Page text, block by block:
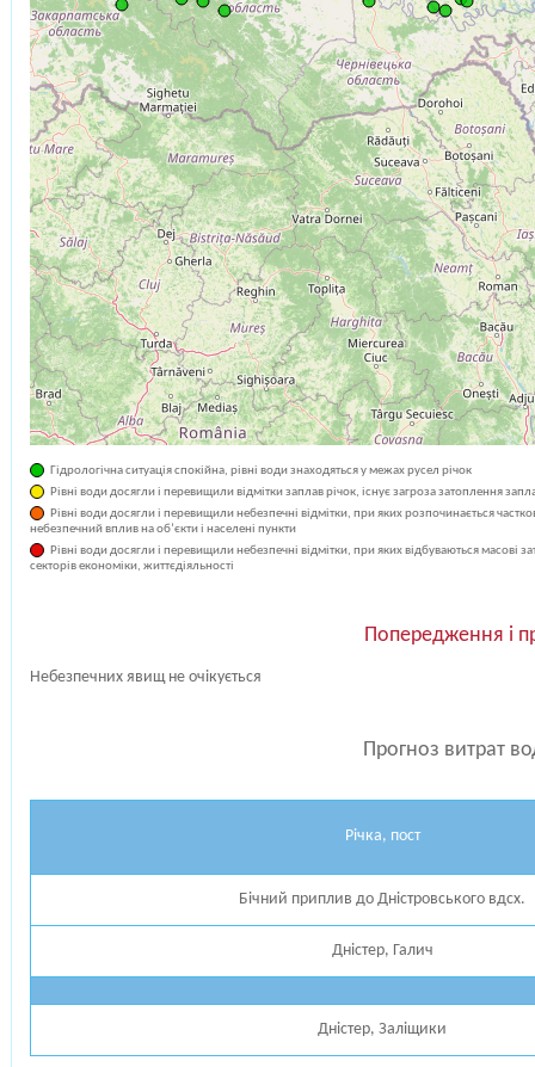
Гідрологічна ситуація спокійна, рівні води знаходяться у межах русел річок
Рівні води досягли і перевищили відмітки заплав річок, існує загроза затоплення
Рівні води досягли і перевищили небезпечні відмітки, при яких розпочинається
небезпечний вплив на об’єкти і населені пункти
Рівні води досягли і перевищили небезпечні відмітки, при яких відбуваються
секторів економіки, життєдіяльності
Попередження і
Небезпечних явищ не очікується
Прогноз витрат
Річка, пост
Бічний приплив до Дністровського вдсх.
Дністер, Галич
Дністер, Заліщики